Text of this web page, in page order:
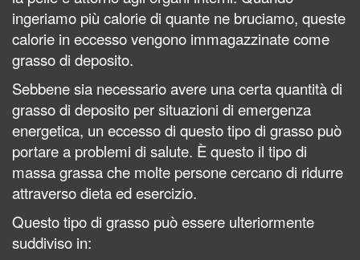
ingeriamo più calorie di quante ne bruciamo, queste
calorie in eccesso vengono immagazzinate come
grasso di deposito.
Sebbene sia necessario avere una certa quantità di
grasso di deposito per situazioni di emergenza
energetica, un eccesso di questo tipo di grasso può
portare a problemi di salute. È questo il tipo di
massa grassa che molte persone cercano di ridurre
attraverso dieta ed esercizio.
Questo tipo di grasso può essere ulteriormente
suddiviso in: